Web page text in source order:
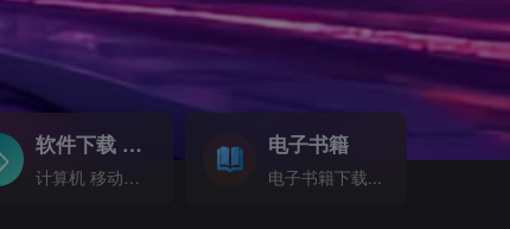
软件下载GO
计算机 移动设备 软件下载....
电子书籍
电子书籍下载...